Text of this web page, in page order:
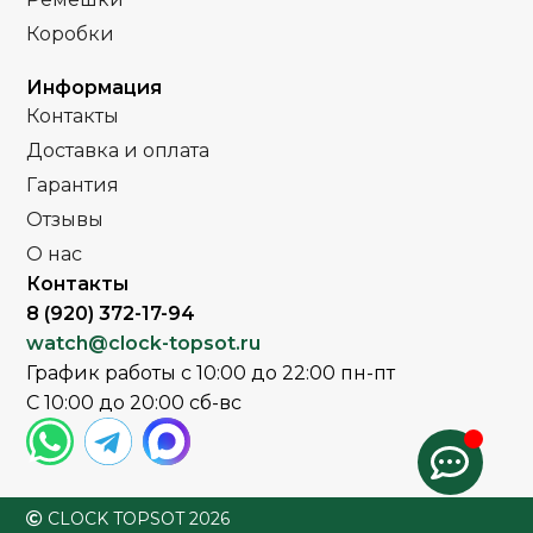
Часы мужские
РЕМЕНЬ
СТЕКЛО Сапфировое
ЦВЕТ КОРПУСА
ЦВЕТ РЕМЕШКА
ЦИФЕРБЛАТ Белый
ЦИФЕРБЛАТ
Коробки
Информация
Контакты
Доставка и оплата
Гарантия
Отзывы
О нас
Контакты
8 (920) 372-17-94
watch@clock-topsot.ru
График работы с 10:00 до 22:00 пн-пт
С 10:00 до 20:00 сб-вс
CLOCK TOPSOT 2026